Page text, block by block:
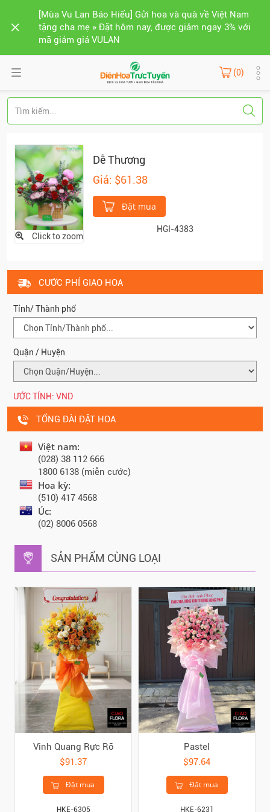
[Mùa Vu Lan Báo Hiếu] Gửi hoa và quà về Việt Nam
tặng cha mẹ » Đặt hôm nay, được giảm ngay 3% với
mã giảm giá VULAN
(0)
Click to zoom
Dễ Thương
Giá: $61.38
Đặt mua
HGI-4383
CƯỚC PHÍ GIAO HOA
Tỉnh/ Thành phố
Quận / Huyện
ƯỚC TÍNH: VND
TỔNG ĐÀI ĐẶT HOA
Việt nam:
(028) 38 112 666
1800 6138 (miễn cước)
Hoa kỳ:
(510) 417 4568
Úc:
(02) 8006 0568
SẢN PHẨM CÙNG LOẠI
Vinh Quang Rực Rỡ
$91.37
Đặt mua
HKE-6305
Pastel
$97.64
Đặt mua
HKE-6231